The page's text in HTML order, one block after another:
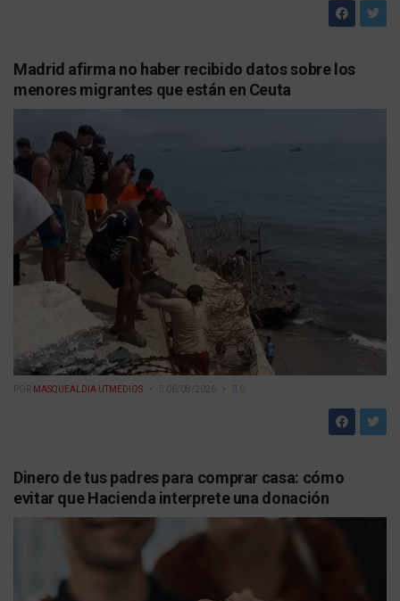
Madrid afirma no haber recibido datos sobre los
menores migrantes que están en Ceuta
POR MASQUEALDIA UTMEDIOS 06/08/2026 0
Dinero de tus padres para comprar casa: cómo
evitar que Hacienda interprete una donación